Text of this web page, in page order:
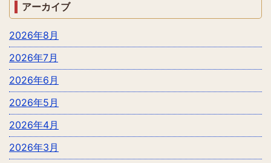
アーカイブ
2026年8月
2026年7月
2026年6月
2026年5月
2026年4月
2026年3月